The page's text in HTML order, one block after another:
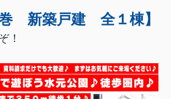
新築戸建 全１棟】
！